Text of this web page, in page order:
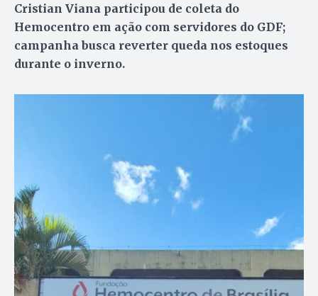
Cristian Viana participou de coleta do
Hemocentro em ação com servidores do GDF;
campanha busca reverter queda nos estoques
durante o inverno.